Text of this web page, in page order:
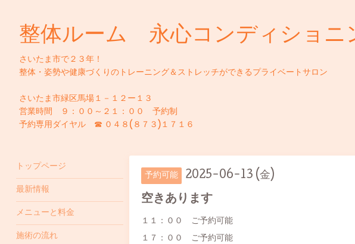
整体ルーム 永心コンディショニ
さいたま市で２３年！
整体・姿勢や健康づくりのトレーニング＆ストレッチができるプライベートサロン
さいたま市緑区馬場１－１２ー１３
営業時間 ９：００～２１：００ 予約制
予約専用ダイヤル ☎ ０４８(８７３)１７１６
予約可能 2025-06-13 (金)
空きあります
１１：００ ご予約可能
１７：００ ご予約可能
トップページ
最新情報
メニューと料金
施術の流れ